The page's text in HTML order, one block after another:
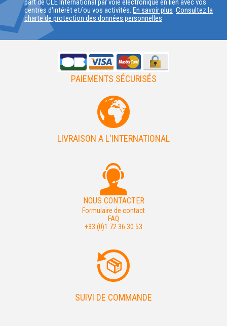
PAYS
part de CLE International par voie électronique en lien avec vos
centres d'intérêt et/ou vos activités. En savoir plus Consultez la
charte de protection des données personnelles
PAIEMENTS SÉCURISÉS
LIVRAISON A L'INTERNATIONAL
NOUS CONTACTER
Formulaire de contact
FAQ
+33 (0)1 72 36 30 53
SUIVI DE COMMANDE